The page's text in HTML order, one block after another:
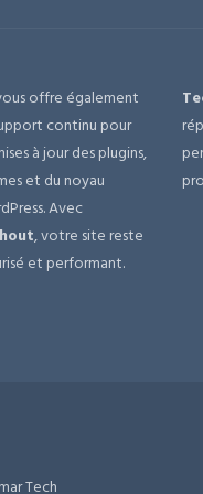
offre également
continu pour
à jour des plugins,
et du noyau
Avec
, votre site reste
et performant.
Tech